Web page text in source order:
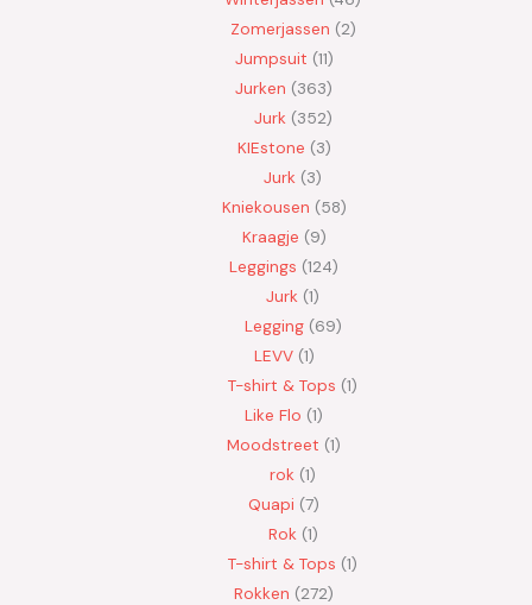
Zomerjassen 2
Jumpsuit 11
Jurken 363
Jurk 352
KIEstone 3
Jurk 3
Kniekousen 58
Kraagje 9
Leggings 124
Jurk 1
Legging 69
LEVV 1
T-shirt & Tops 1
Like Flo 1
Moodstreet 1
rok 1
Quapi 7
Rok 1
T-shirt & Tops 1
Rokken 272